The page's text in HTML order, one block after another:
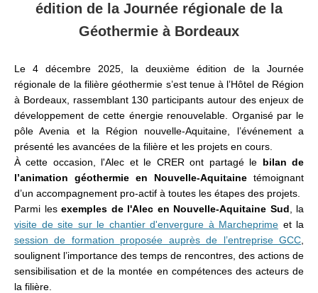
édition de la Journée régionale de la
Géothermie à Bordeaux
Le 4 décembre 2025, la deuxième édition de la Journée
régionale de la filière géothermie s’est tenue à l’Hôtel de Région
à Bordeaux, rassemblant 130 participants autour des enjeux de
développement de cette énergie renouvelable. Organisé par le
pôle Avenia et la Région nouvelle-Aquitaine, l’événement a
présenté les avancées de la filière et les projets en cours.
À cette occasion, l'Alec et le CRER ont partagé le bilan de
l’animation géothermie en Nouvelle-Aquitaine témoignant
d’un accompagnement pro-actif à toutes les étapes des projets.
Parmi les exemples de l'Alec en Nouvelle-Aquitaine Sud , la
visite de site sur le chantier d'envergure à Marcheprime et la
session de formation proposée auprès de l’entreprise GCC
soulignent l’importance des temps de rencontres, des actions de
sensibilisation et de la montée en compétences des acteurs de
la filière.